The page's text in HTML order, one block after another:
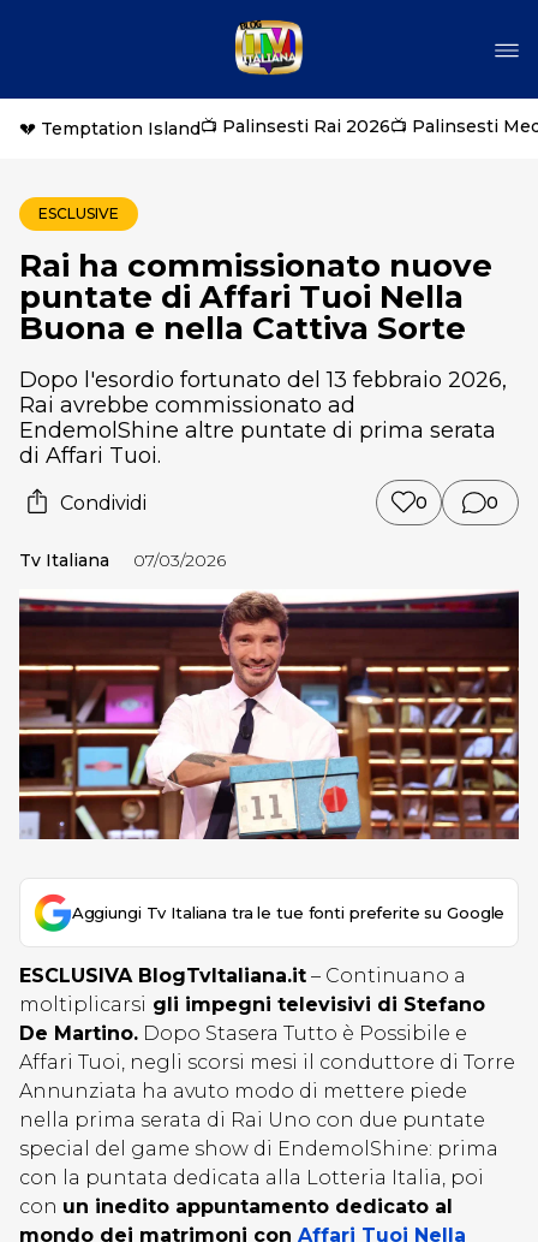
💔 Temptation Island📺 Palinsesti Rai 2026📺 Palinsesti
ESCLUSIVE
Rai ha commissionato nuove
puntate di Affari Tuoi Nella
Buona e nella Cattiva Sorte
Dopo l'esordio fortunato del 13 febbraio 2026,
Rai avrebbe commissionato ad
EndemolShine altre puntate di prima serata
di Affari Tuoi.
Condividi 0 0
Tv Italiana 07/03/2026
Aggiungi Tv Italiana tra le tue fonti preferite su Google
ESCLUSIVA BlogTvItaliana.it – Continuano a
moltiplicarsi gli impegni televisivi di Stefano
De Martino. Dopo Stasera Tutto è Possibile e
Affari Tuoi, negli scorsi mesi il conduttore di Torre
Annunziata ha avuto modo di mettere piede
nella prima serata di Rai Uno con due puntate
special del game show di EndemolShine: prima
con la puntata dedicata alla Lotteria Italia, poi
con un inedito appuntamento dedicato al
mondo dei matrimoni con Affari Tuoi Nella